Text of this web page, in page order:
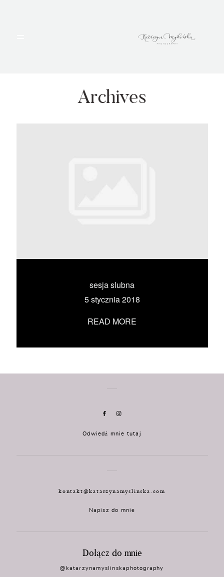
Archives
sesja slubna
5 stycznia 2018
READ MORE
PORTFOLIO
UMÓW SIĘ ZE MNĄ →
Odwiedź mnie tutaj
kontakt@katarzynamyslinska.com
Napisz do mnie
Dołącz do mnie
@katarzynamyslinskaphotography